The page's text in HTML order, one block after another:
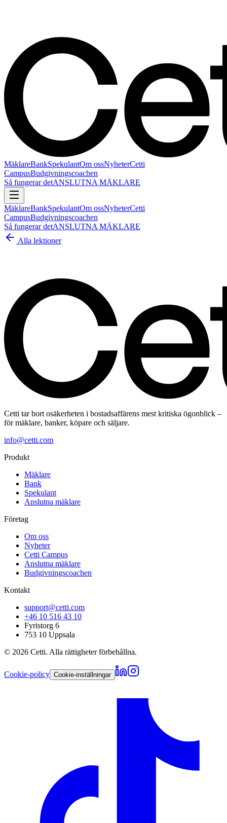
MäklareBankSpekulantOm ossNyheterCetti
CampusBudgivningscoachen
Så fungerar detANSLUTNA MÄKLARE
MäklareBankSpekulantOm ossNyheterCetti
CampusBudgivningscoachen
Så fungerar detANSLUTNA MÄKLARE
Alla lektioner
Cetti tar bort osäkerheten i bostadsaffärens mest kritiska ögonblick –
för mäklare, banker, köpare och säljare.
info@cetti.com
Produkt
Mäklare
Bank
Spekulant
Anslutna mäklare
Företag
Om oss
Nyheter
Cetti Campus
Anslutna mäklare
Budgivningscoachen
Kontakt
support@cetti.com
+46 10 516 43 10
Fyristorg 6
753 10 Uppsala
© 2026 Cetti. Alla rättigheter förbehållna.
Cookie-policy Cookie-inställningar